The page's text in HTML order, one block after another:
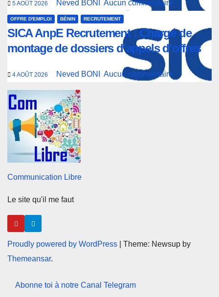
5 AOÛT 2026 Neved BONI Aucun commentaire
OFFRE D'EMPLOI BÉNIN RECRUTEMENT
SICA AnpE Recrutement : Chargé de
montage de dossiers d’appels d’offres
4 AOÛT 2026 Neved BONI Aucun commentaire
Communication Libre
Le site qu'il me faut
Proudly powered by WordPress
Theme: Newsup by
Themeansar.
Abonne toi à notre Canal Telegram